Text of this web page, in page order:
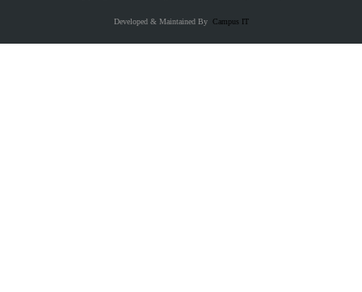
Developed & Maintained ByCampus IT